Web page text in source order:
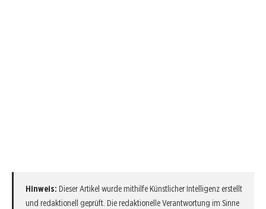
Hinweis: Dieser Artikel wurde mithilfe Künstlicher Intelligenz erstellt
und redaktionell geprüft. Die redaktionelle Verantwortung im Sinne